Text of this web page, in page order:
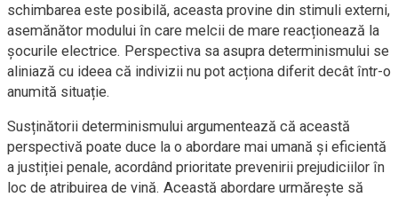
schimbarea este posibilă, aceasta provine din stimuli externi,
asemănător modului în care melcii de mare reacționează la
șocurile electrice. Perspectiva sa asupra determinismului se
aliniază cu ideea că indivizii nu pot acționa diferit decât într-o
anumită situație.
Susținătorii determinismului argumentează că această
perspectivă poate duce la o abordare mai umană și eficientă
a justiției penale, acordând prioritate prevenirii prejudiciilor în
loc de atribuirea de vină. Această abordare urmărește să